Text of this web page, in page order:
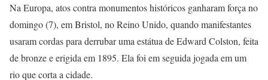
Na Europa, atos contra monumentos históricos ganharam força no
domingo (7), em Bristol, no Reino Unido, quando manifestantes
usaram cordas para derrubar uma estátua de Edward Colston, feita
de bronze e erigida em 1895. Ela foi em seguida jogada em um
rio que corta a cidade.